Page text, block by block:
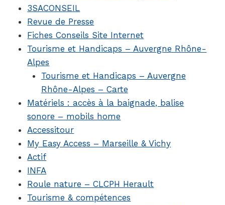
3SACONSEIL
Revue de Presse
Fiches Conseils Site Internet
Tourisme et Handicaps – Auvergne Rhône-
Alpes
Tourisme et Handicaps – Auvergne
Rhône-Alpes – Carte
Matériels : accès à la baignade, balise
sonore – mobils home
Accessitour
My Easy Access – Marseille & Vichy
Actif
INFA
Roule nature – CLCPH Herault
Tourisme & compétences